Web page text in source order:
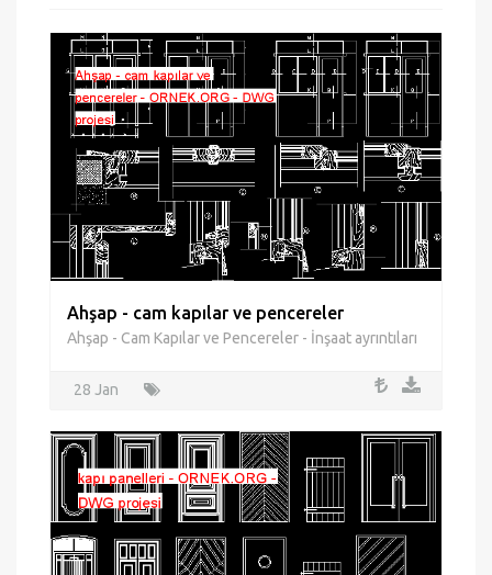
Ahşap - cam kapılar ve pencereler
Ahşap - Cam Kapılar ve Pencereler - İnşaat ayrıntıları
28 Jan